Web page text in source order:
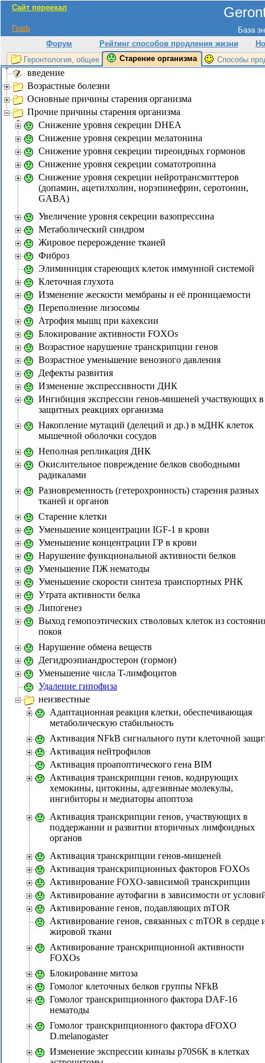
Сайт переехал
База
Граф
Форум
Рейтинг способов продления жизни
Геронтология, общее
Старение организма Способы
введение
Возрастные болезни
Основные причины старения организма
Прочие причины старения организма
Снижение уровня секреции DHEA
Снижение уровня секреции мелатонина
Снижение уровня секреции тиреоидных гормонов
Снижение уровня секреции соматотропина
Снижение уровня секреции нейротрансмиттеров
(допамин, ацетилхолин, норэпинефрин, серотонин,
GABA)
Увеличение уровня секреции вазопрессина
Метаболический синдром
Жировое перерождение тканей
Фиброз
Элиминиция стареющих клеток иммунной системой
Клеточная глухота
Изменение жескости мембраны и её проницаемости
Переполнение лизосомы
Атрофия мышц при кахексии
Блокирование активности FOXOs
Возрастное нарушение транскрипции генов
Возрастное уменьшение венозного давления
Дефекты развития
Изменение экспрессивности ДНК
Ингибиция экспрессии генов-мишеней участвующих в
защитных реакциях организма
Накопление мутаций (делеций и др.) в мДНК клеток
мышечной оболочки сосудов
Неполная репликация ДНК
Окислительное повреждение белков свободными
радикалами
Разновременность (гетерохронность) старения разных
тканей и органов
Старение клетки
Уменьшение концентрации IGF-1 в крови
Уменьшение концентрации ГР в крови
Нарушение функциональной активности белков
Уменьшение ПЖ нематоды
Уменьшение скорости синтеза транспортных РНК
Утрата активности белка
Липогенез
Выход гемопоэтических стволовых клеток из
покоя
Нарушение обмена веществ
Дегидроэпиандростерон (гормон)
Уменьшение числа T-лимфоцитов
Удаление гипофиза
неизвестные
Адаптационная реакция клетки, обеспечивающая
метаболическую стабильность
Активация NFkB сигнального пути клеточной
Активация нейтрофилов
Активация проапоптического гена BIM
Активация транскрипции генов, кодирующих
хемокины, цитокины, адгезивные молекулы,
ингибиторы и медиаторы апоптоза
Активация транскрипции генов, участвующих в
поддержании и развитии вторичных лимфоидных
органов
Активация транскрипции генов-мишеней
Активация транскрипционных факторов FOXOs
Активирование FOXO-зависимой транскрипции
Активирование аутофагии в зависимости от
Активирование генов, подавляющих mTOR
Активирование генов, связанных с mTOR в сердце
жировой ткани
Активирование транскрипционной активности
FOXOs
Блокирование митоза
Гомолог клеточных белков группы NFkB
Гомолог транскрипционного фактора DAF-16
нематоды
Гомолог транскрипционного фактора dFOXO
D.melanogaster
Изменение экспрессии киназы p70S6K в клетках